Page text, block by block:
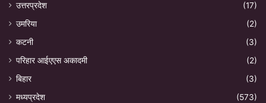
उत्तरप्रदेश
(17)
उमरिया
(2)
कटनी
(3)
परिहार आईएएस अकादमी
(2)
बिहार
(3)
मध्यप्रदेश
(573)